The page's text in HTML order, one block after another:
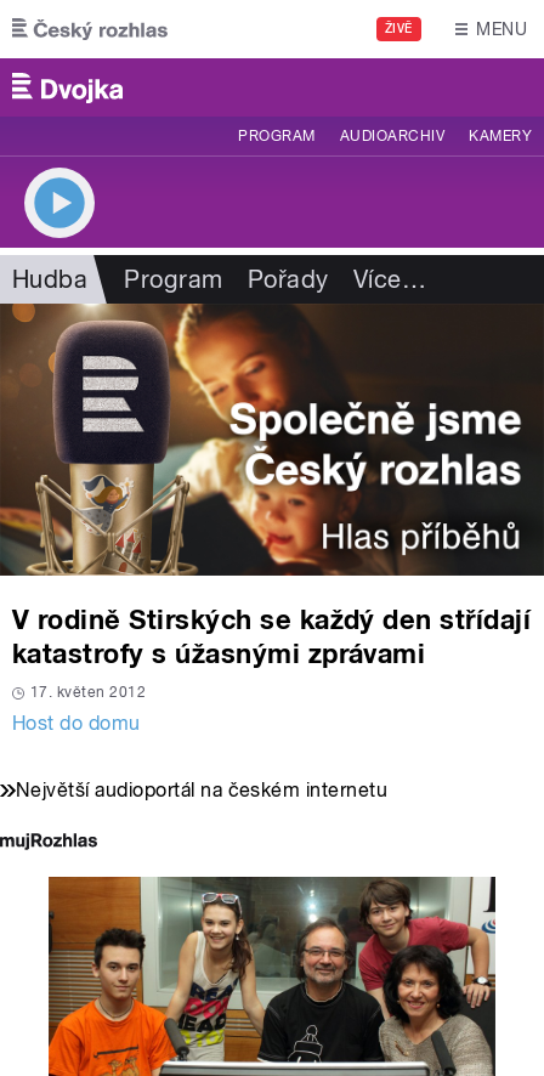
Přejít k hlavnímu obsahu
ŽIVĚ MENU
PROGRAM AUDIOARCHIV KAMERY
Hudba Program Pořady Více…
V rodině Stirských se každý den střídají
katastrofy s úžasnými zprávami
17. květen 2012
Host do domu
Největší audioportál na českém internetu